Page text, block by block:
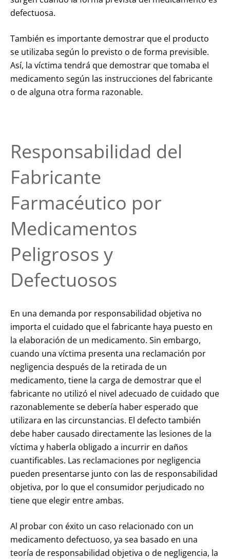
defectuosa.
También es importante demostrar que el producto
se utilizaba según lo previsto o de forma previsible.
Así, la víctima tendrá que demostrar que tomaba el
medicamento según las instrucciones del fabricante
o de alguna otra forma razonable.
Responsabilidad del
Fabricante
Farmacéutico por
Medicamentos
Peligrosos y
Defectuosos
En una demanda por responsabilidad objetiva no
importa el cuidado que el fabricante haya puesto en
la elaboración de un medicamento. Sin embargo,
cuando una víctima presenta una reclamación por
negligencia después de la retirada de un
medicamento, tiene la carga de demostrar que el
fabricante no utilizó el nivel adecuado de cuidado que
razonablemente se debería haber esperado que
utilizara en las circunstancias. El defecto también
debe haber causado directamente las lesiones de la
víctima y haberla obligado a incurrir en daños
cuantificables. Las reclamaciones por negligencia
pueden presentarse junto con las de responsabilidad
objetiva, por lo que el consumidor perjudicado no
tiene que elegir entre ambas.
Al probar con éxito un caso relacionado con un
medicamento defectuoso, ya sea basado en una
teoría de responsabilidad objetiva o de negligencia, la